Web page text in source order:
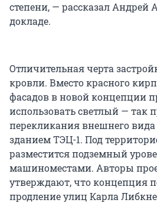
степени, — рассказал Андрей
докладе.
Отличительная черта
кровли. Вместо красного
фасадов в новой концепции
использовать светлый — так
перекликания внешнего вида
зданием ТЭЦ-1. Под
разместится подземный
машиноместами. Авторы
утверждают, что концепция
продление улиц Карла